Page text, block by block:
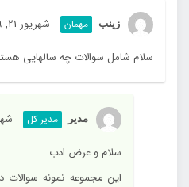
زینب مهمان شهریور 21, 1399
سلام شامل سوالات چه سالهایی
مدیر مدیر کل
سلام و عرض ادب
این مجموعه نمونه